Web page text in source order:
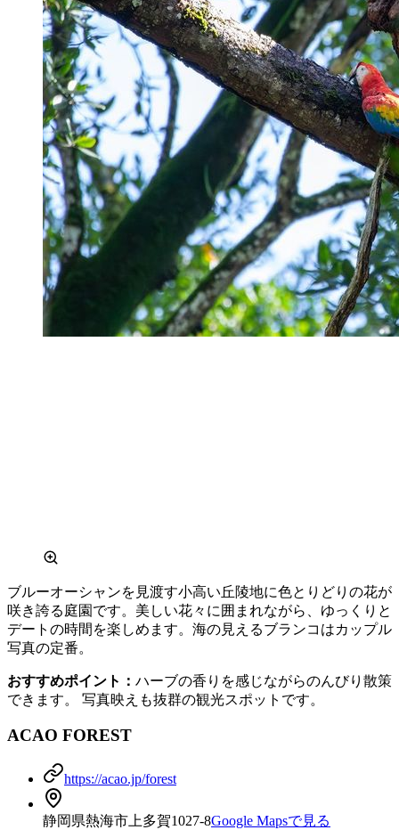
ブルーオーシャンを見渡す小高い丘陵地に色とりどりの花が
咲き誇る庭園です。美しい花々に囲まれながら、ゆっくりと
デートの時間を楽しめます。海の見えるブランコはカップル
写真の定番。
おすすめポイント： ハーブの香りを感じながらのんびり散策
できます。 写真映えも抜群の観光スポットです。
ACAO FOREST
https://acao.jp/forest
静岡県熱海市上多賀1027-8Google Mapsで見る